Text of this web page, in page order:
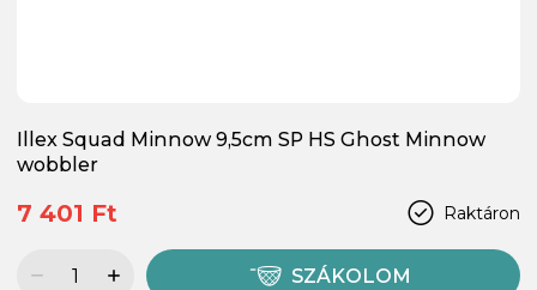
Illex Squad Minnow 9,5cm SP HS Ghost Minnow
wobbler
Raktáron
7 401 Ft
SZÁKOLOM